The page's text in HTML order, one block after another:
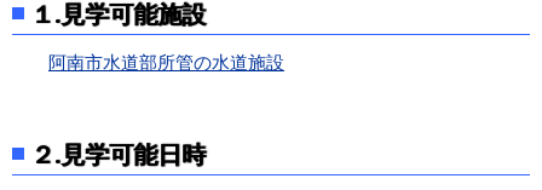
１.見学可能施設
阿南市水道部所管の水道施設
２.見学可能日時